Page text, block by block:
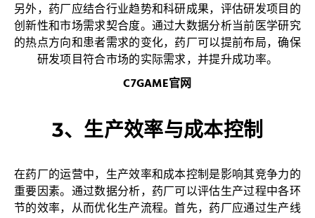
另外，药厂应结合行业趋势和科研成果，评估研发项目的
创新性和市场需求契合度。通过大数据分析当前医学研究
的热点方向和患者需求的变化，药厂可以提前布局，确保
研发项目符合市场的实际需求，并提升成功率。
C7GAME官网
3、生产效率与成本控制
在药厂的运营中，生产效率和成本控制是影响其竞争力的
重要因素。通过数据分析，药厂可以评估生产过程中各环
节的效率，从而优化生产流程。首先，药厂应通过生产线